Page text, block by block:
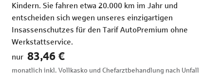
Kindern. Sie fahren etwa 20.000 km im Jahr und
entscheiden sich wegen unseres einzigartigen
Insassenschutzes für den Tarif AutoPremium ohne
Werkstattservice.
nur 83,46 €
monatlich inkl. Vollkasko und Chefarztbehandlung nach Unfall